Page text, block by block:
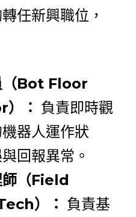
任新興職位，
（Bot Floor
： 負責即時觀
器人運作狀
回報異常。
師（Field
）： 負責基